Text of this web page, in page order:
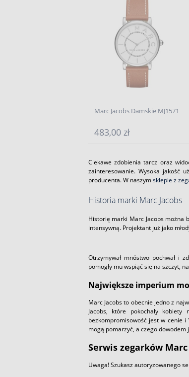
Marc Jacobs Damskie MJ1571
483,00 zł
Ciekawe zdobienia tarcz oraz
zainteresowanie. Wysoka jakość
producenta. W naszymsklepie z
Historia marki Marc Jacobs
Historię marki Marc Jacobs można
intensywną. Projektant już jako
Otrzymywał mnóstwo pochwał i
pomogły mu wspiąć się na szczyt,
Największe imperium
Marc Jacobs to obecnie jedno z
Jacobs, które pokochały
bezkompromisowość jest w cenie
mogą pomarzyć, a czego
Serwis zegarków Marc
Uwaga! Szukasz autoryzowanego